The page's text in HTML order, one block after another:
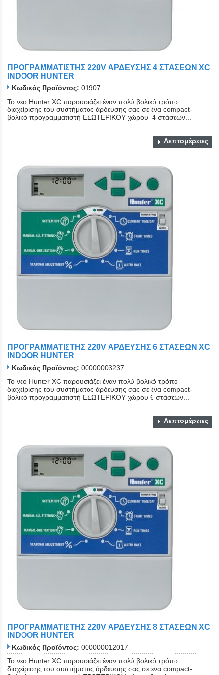
ΠΡΟΓΡΑΜΜΑΤΙΣΤΗΣ 220V ΑΡΔΕΥΣΗΣ 4 ΣΤΑΣΕΩΝ XC
INDOOR HUNTER
Κωδικός Προϊόντος: 01907
Το νέο Hunter XC παρουσιάζει έναν πολύ βολικό τρόπο
διαχείρισης του συστήματος άρδευσης σας σε ένα compact-
βολικό προγραμματιστή ΕΣΩΤΕΡΙΚΟΥ χώρου 4 στάσεων...
Λεπτομέρειες
ΠΡΟΓΡΑΜΜΑΤΙΣΤΗΣ 220V ΑΡΔΕΥΣΗΣ 6 ΣΤΑΣΕΩΝ XC
INDOOR HUNTER
Κωδικός Προϊόντος: 00000003237
Το νέο Hunter XC παρουσιάζει έναν πολύ βολικό τρόπο
διαχείρισης του συστήματος άρδευσης σας σε ένα compact-
βολικό προγραμματιστή ΕΣΩΤΕΡΙΚΟΥ χώρου 6 στάσεων...
Λεπτομέρειες
ΠΡΟΓΡΑΜΜΑΤΙΣΤΗΣ 220V ΑΡΔΕΥΣΗΣ 8 ΣΤΑΣΕΩΝ XC
INDOOR HUNTER
Κωδικός Προϊόντος: 000000012017
Το νέο Hunter XC παρουσιάζει έναν πολύ βολικό τρόπο
διαχείρισης του συστήματος άρδευσης σας σε ένα compact-